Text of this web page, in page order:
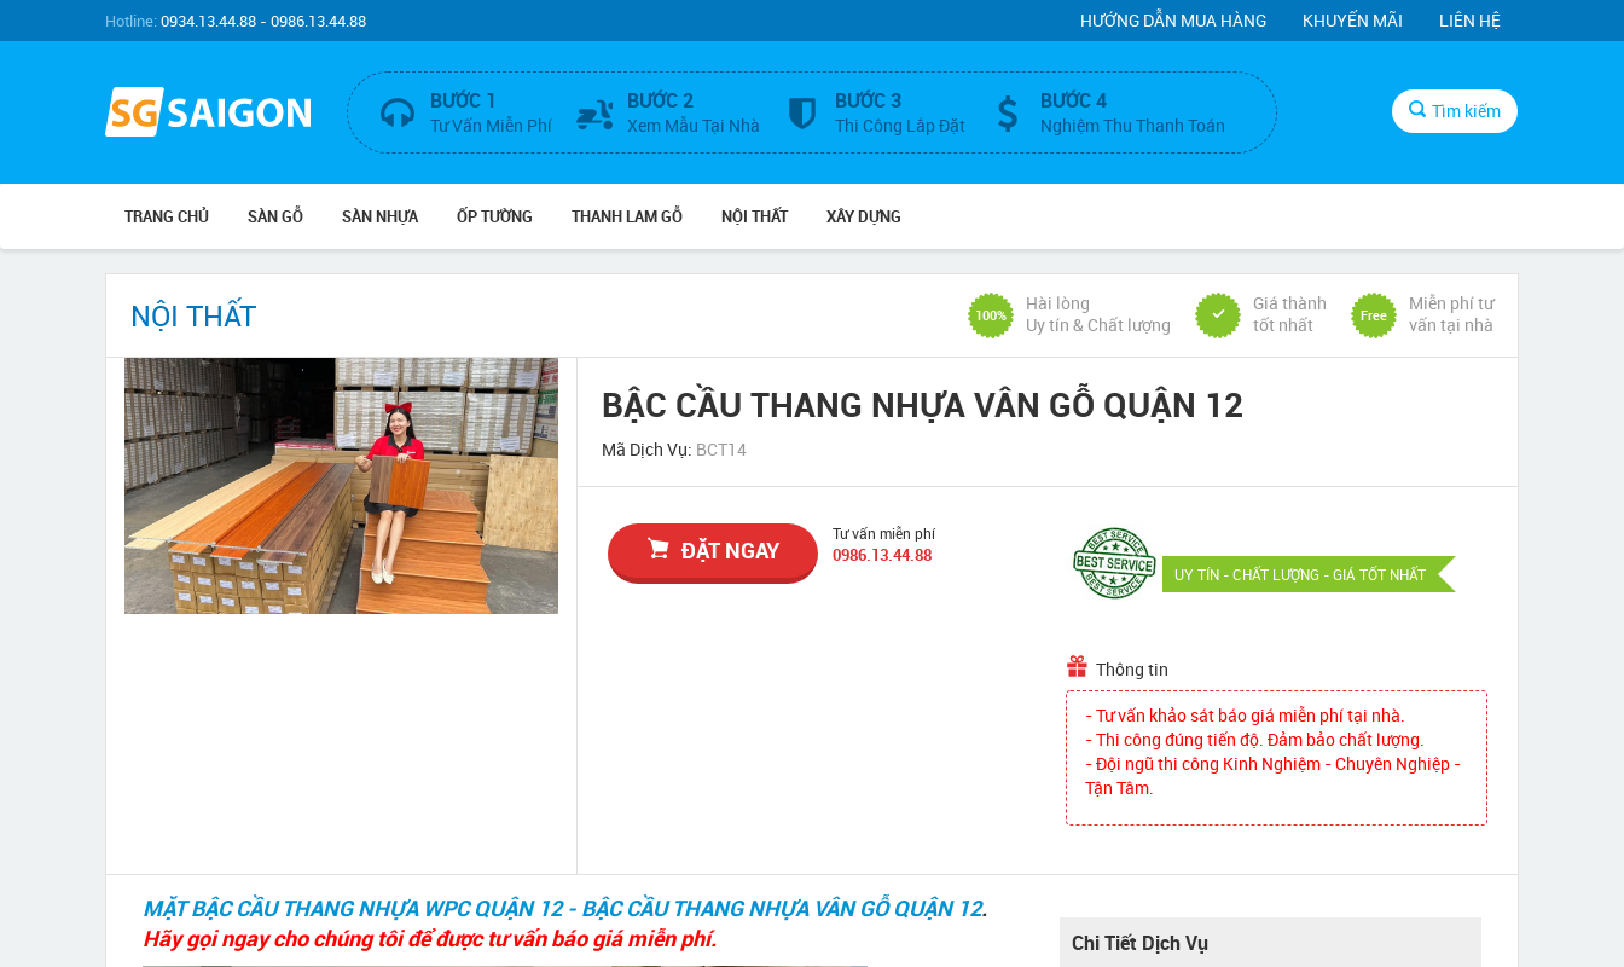
Hotline:0934.13.44.88 - 0986.13.44.88 HƯỚNG DẪN MUA HÀNG KHUYẾN MÃI LIÊN HỆ
BƯỚC 1
Tư Vấn Miễn Phí
BƯỚC 2
Xem Mẫu Tại Nhà
BƯỚC 3
Thi Công Lắp Đặt
BƯỚC 4
Nghiệm Thu Thanh Toán
Tìm kiếm
TRANG CHỦ SÀN GỖ SÀN NHỰA ỐP TƯỜNG THANH LAM GỖ NỘI THẤT XÂY DỰNG
NỘI THẤT 100%
Hài lòng
Uy tín & Chất lượng
Giá thành
tốt nhất
Free
Miễn phí tư
vấn tại nhà
BẬC CẦU THANG NHỰA VÂN GỖ QUẬN 12
Mã Dịch Vụ: BCT14
ĐẶT NGAY
Tư vấn miễn phí
0986.13.44.88
UY TÍN - CHẤT LƯỢNG - GIÁ TỐT NHẤT
Thông tin
- Tư vấn khảo sát báo giá miễn phí tại nhà.
- Thi công đúng tiến độ. Đảm bảo chất lượng.
- Đội ngũ thi công Kinh Nghiệm - Chuyên Nghiệp -
Tận Tâm.
MẶT BẬC CẦU THANG NHỰA WPC QUẬN 12 - BẬC CẦU THANG NHỰA VÂN GỖ QUẬN 12.
Hãy gọi ngay cho chúng tôi để được tư vấn báo giá miễn phí.
Chi Tiết Dịch Vụ